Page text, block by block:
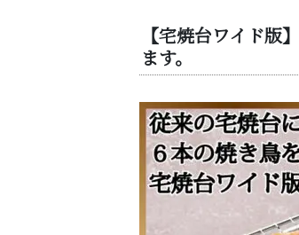
【宅焼台ワイド版】
ます。